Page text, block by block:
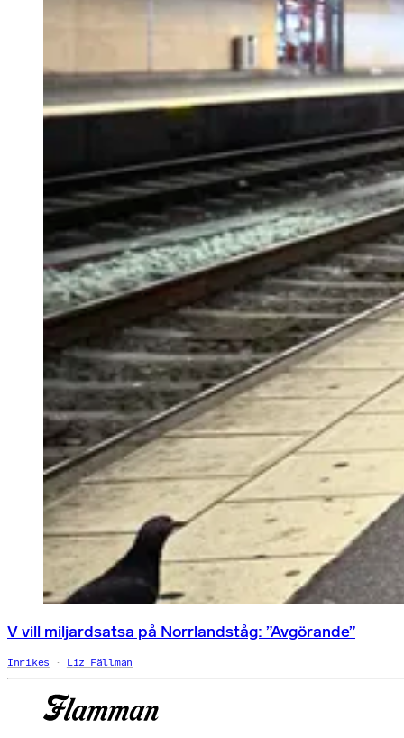
V vill miljardsatsa på Norrlandståg: ”Avgörande”
Inrikes Liz Fällman